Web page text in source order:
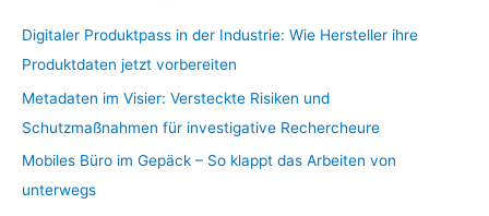
Digitaler Produktpass in der Industrie: Wie Hersteller ihre
Produktdaten jetzt vorbereiten
Metadaten im Visier: Versteckte Risiken und
Schutzmaßnahmen für investigative Rechercheure
Mobiles Büro im Gepäck – So klappt das Arbeiten von
unterwegs